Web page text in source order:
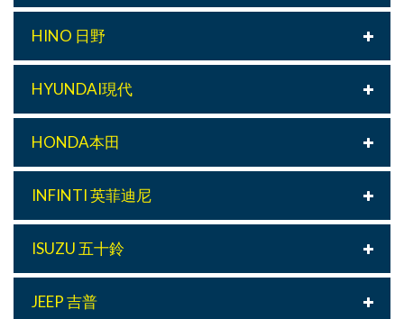
HINO 日野
HYUNDAI現代
HONDA本田
INFINTI 英菲迪尼
ISUZU 五十鈴
JEEP 吉普